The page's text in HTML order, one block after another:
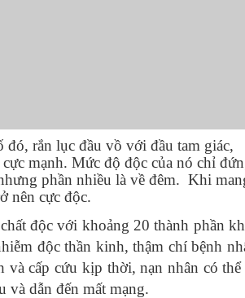
rắn lục đầu vồ với đầu tam giác,
mạnh. Mức độ độc của nó chỉ
phần nhiều là về đêm. Khi
nên cực độc.
độc với khoảng 20 thành phần
độc thần kinh, thậm chí bệnh
và cấp cứu kịp thời, nạn nhân có thể
và dẫn đến mất mạng.